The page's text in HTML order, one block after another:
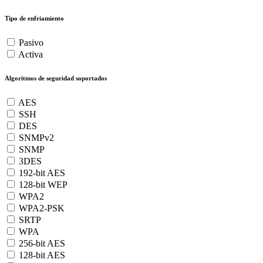
Tipo de enfriamiento
Pasivo
Activa
Algoritmos de seguridad soportados
AES
SSH
DES
SNMPv2
SNMP
3DES
192-bit AES
128-bit WEP
WPA2
WPA2-PSK
SRTP
WPA
256-bit AES
128-bit AES